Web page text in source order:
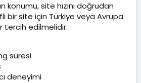
konumu, site hızını doğrudan
bir site için Türkiye veya Avrupa
tercih edilmelidir.
süresi
deneyimi